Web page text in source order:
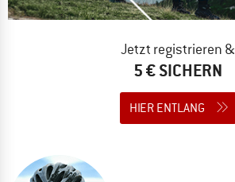
Jetzt registrieren &
5 € SICHERN
HIER ENTLANG